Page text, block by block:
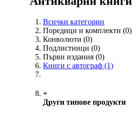
Всички категории
Поредици и комплекти (0)
Конволюти (0)
Подлистници (0)
Първи издания (0)
Книги с автограф (1)
+
Други типове продукти